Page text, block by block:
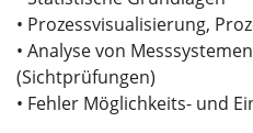
• Prozessvisualisierung,
• Analyse von
(Sichtprüfungen)
• Fehler Möglichkeits- und